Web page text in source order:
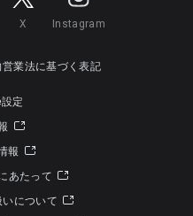
X Instagram
営業法に基づく表記
定
報
あたって
について